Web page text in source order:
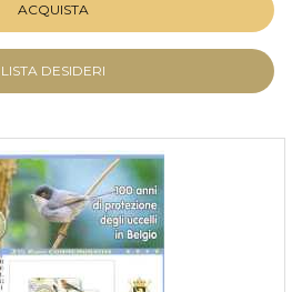
ACQUISTA
LISTA DESIDERI